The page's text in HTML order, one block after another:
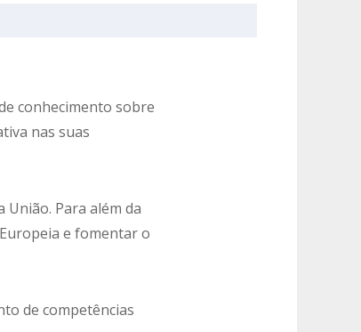
conhecimento sobre
nas suas
Para além da
e fomentar o
de competências